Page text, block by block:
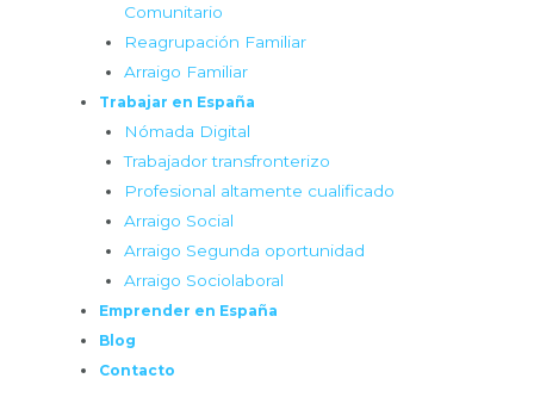
Comunitario
Reagrupación Familiar
Arraigo Familiar
Trabajar en España
Nómada Digital
Trabajador transfronterizo
Profesional altamente cualificado
Arraigo Social
Arraigo Segunda oportunidad
Arraigo Sociolaboral
Emprender en España
Blog
Contacto